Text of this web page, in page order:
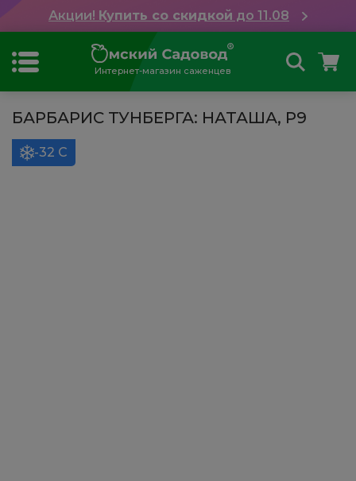
Акции! Купить со скидкой до 11.08
Интернет-магазин саженцев
БАРБАРИС ТУНБЕРГА: НАТАША, Р9
-32 С